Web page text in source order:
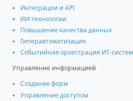
Интеграции и АРІ
ИИ-технологии
Повышение качества данных
Гиперавтоматизация
Событийная оркестрация ИТ-систем
Управление информацией
Создание форм
Управление доступом